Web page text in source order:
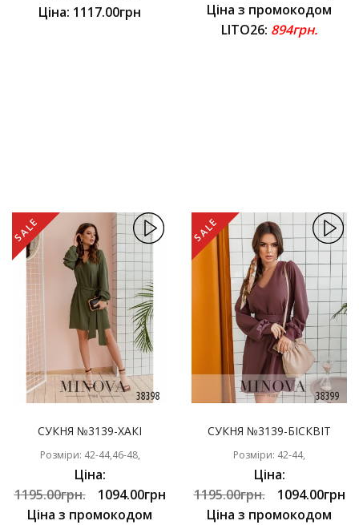
Ціна: 1117.00грн
Ціна з промокодом
LITO26: 894грн.
SALE
СУКНЯ №3139-ХАКІ
Розміри: 42-44,46-48,
Ціна:
1195.00грн.
1094.00грн
Ціна з промокодом
SALE
СУКНЯ №3139-БІСКВІТ
Розміри: 42-44,
Ціна:
1195.00грн.
1094.00грн
Ціна з промокодом